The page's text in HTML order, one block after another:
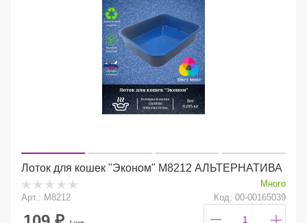
Лоток для кошек "Эконом" М8212 АЛЬТЕРНАТИВА
Много
Арт.: М8212
Код: 00-00165039